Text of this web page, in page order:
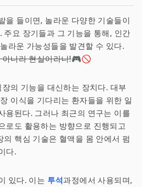
을 들이면, 놀라운 다양한 기술들이
요 장기들과 그 기능을 통해, 인간
라운 가능성들을 발견할 수 있다.
니라 현실이라니!🎮🚫
장의 기능을 대신하는 장치다. 대부
이식을 기다리는 환자들을 위한 일
용된다. 그러나 최근의 연구는 이를
로도 활용하는 방향으로 진행되고
핵심 기술은 혈액을 몸 안에서 펌
다.
있다. 이는 투석과정에서 사용되며,